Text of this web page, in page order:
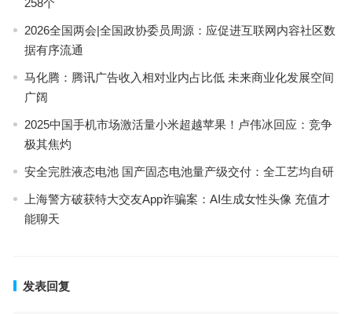
2026全国两会|全国政协委员周源：应促进互联网内容社区数
据有序流通
马化腾：腾讯广告收入相对业内占比低 未来商业化发展空间
广阔
2025中国手机市场激活量小米超越苹果！卢伟冰回应：竞争
极其焦灼
安全完胜液态电池 国产固态电池量产级交付：全工艺均自研
上海警方破获特大交友App诈骗案：AI生成女性头像 充值才
能聊天
发表回复